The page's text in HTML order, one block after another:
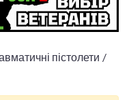
пістолети